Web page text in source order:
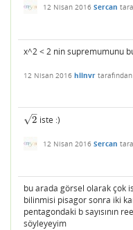
12 Nisan 2016 Sercan
x^2 < 2 nin supremumunu
12 Nisan 2016 hllnvr tarafından
2
–
√
2 iste :)
12 Nisan 2016 Sercan
bu arada görsel olarak çok
bilinmisi pisagor sonra iki
pentagondaki b sayısının
söyleyeyim